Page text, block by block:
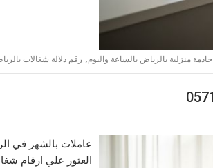
خادمة منزلية بالرياض بالساعة واليوم, رقم دلالة شغالات
عاملات بالشهر في
العثور علي ارقام